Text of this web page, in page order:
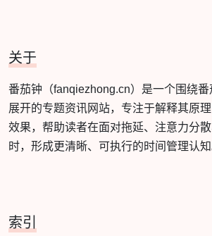
关于
番茄钟（fanqiezhong.cn）是一个围绕
展开的专题资讯网站，专注于解释其原
效果，帮助读者在面对拖延、注意力分
时，形成更清晰、可执行的时间管理认知
索引